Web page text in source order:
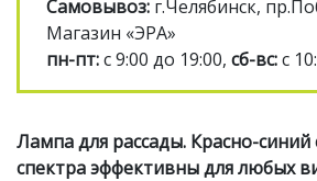
Самовывоз: г.Челябинск,
Магазин «ЭРА»
пн-пт:с 9:00 до 19:00, сб-вс:с
Лампа для рассады. Красно-синий
cпектра эффективны для любых